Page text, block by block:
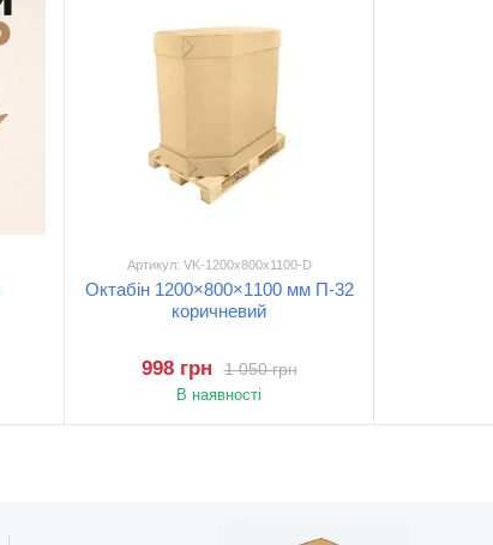
Артикул: VK-1200x800x1100-D
Октабін 1200×800×1100 мм П-32
коричневий
1 050 грн
998 грн
В наявності